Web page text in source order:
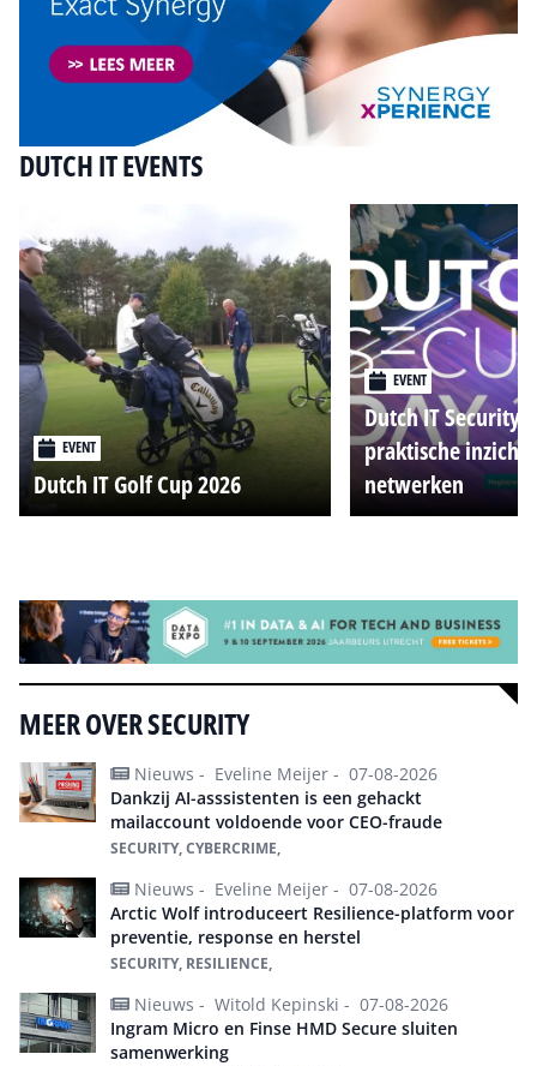
DUTCH IT EVENTS
EVENT
Dutch IT Golf Cup 2026
EVENT
Dutch IT Security
praktische
netwerken
MEER OVER SECURITY
Nieuws - Eveline Meijer - 07-08-2026
Dankzij AI-asssistenten is een gehackt
mailaccount voldoende voor CEO-fraude
SECURITY, CYBERCRIME,
Nieuws - Eveline Meijer - 07-08-2026
Arctic Wolf introduceert Resilience-platform voor
preventie, response en herstel
SECURITY, RESILIENCE,
Nieuws - Witold Kepinski - 07-08-2026
Ingram Micro en Finse HMD Secure sluiten
samenwerking